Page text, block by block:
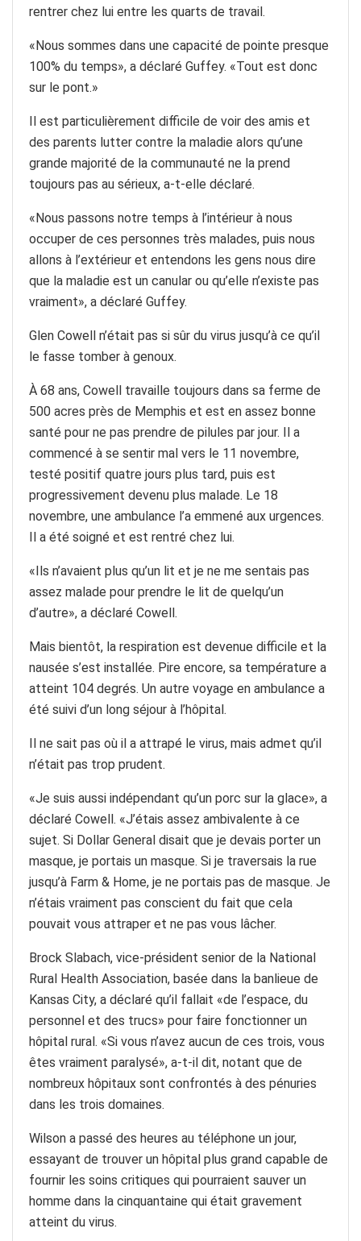
rentrer chez lui entre les quarts de travail.
«Nous sommes dans une capacité de pointe presque
100% du temps», a déclaré Guffey. «Tout est donc
sur le pont.»
Il est particulièrement difficile de voir des amis et
des parents lutter contre la maladie alors qu’une
grande majorité de la communauté ne la prend
toujours pas au sérieux, a-t-elle déclaré.
«Nous passons notre temps à l’intérieur à nous
occuper de ces personnes très malades, puis nous
allons à l’extérieur et entendons les gens nous dire
que la maladie est un canular ou qu’elle n’existe pas
vraiment», a déclaré Guffey.
Glen Cowell n’était pas si sûr du virus jusqu’à ce qu’il
le fasse tomber à genoux.
À 68 ans, Cowell travaille toujours dans sa ferme de
500 acres près de Memphis et est en assez bonne
santé pour ne pas prendre de pilules par jour. Il a
commencé à se sentir mal vers le 11 novembre,
testé positif quatre jours plus tard, puis est
progressivement devenu plus malade. Le 18
novembre, une ambulance l’a emmené aux urgences.
Il a été soigné et est rentré chez lui.
«Ils n’avaient plus qu’un lit et je ne me sentais pas
assez malade pour prendre le lit de quelqu’un
d’autre», a déclaré Cowell.
Mais bientôt, la respiration est devenue difficile et la
nausée s’est installée. Pire encore, sa température a
atteint 104 degrés. Un autre voyage en ambulance a
été suivi d’un long séjour à l’hôpital.
Il ne sait pas où il a attrapé le virus, mais admet qu’il
n’était pas trop prudent.
«Je suis aussi indépendant qu’un porc sur la glace», a
déclaré Cowell. «J’étais assez ambivalente à ce
sujet. Si Dollar General disait que je devais porter un
masque, je portais un masque. Si je traversais la rue
jusqu’à Farm & Home, je ne portais pas de masque. Je
n’étais vraiment pas conscient du fait que cela
pouvait vous attraper et ne pas vous lâcher.
Brock Slabach, vice-président senior de la National
Rural Health Association, basée dans la banlieue de
Kansas City, a déclaré qu’il fallait «de l’espace, du
personnel et des trucs» pour faire fonctionner un
hôpital rural. «Si vous n’avez aucun de ces trois, vous
êtes vraiment paralysé», a-t-il dit, notant que de
nombreux hôpitaux sont confrontés à des pénuries
dans les trois domaines.
Wilson a passé des heures au téléphone un jour,
essayant de trouver un hôpital plus grand capable de
fournir les soins critiques qui pourraient sauver un
homme dans la cinquantaine qui était gravement
atteint du virus.